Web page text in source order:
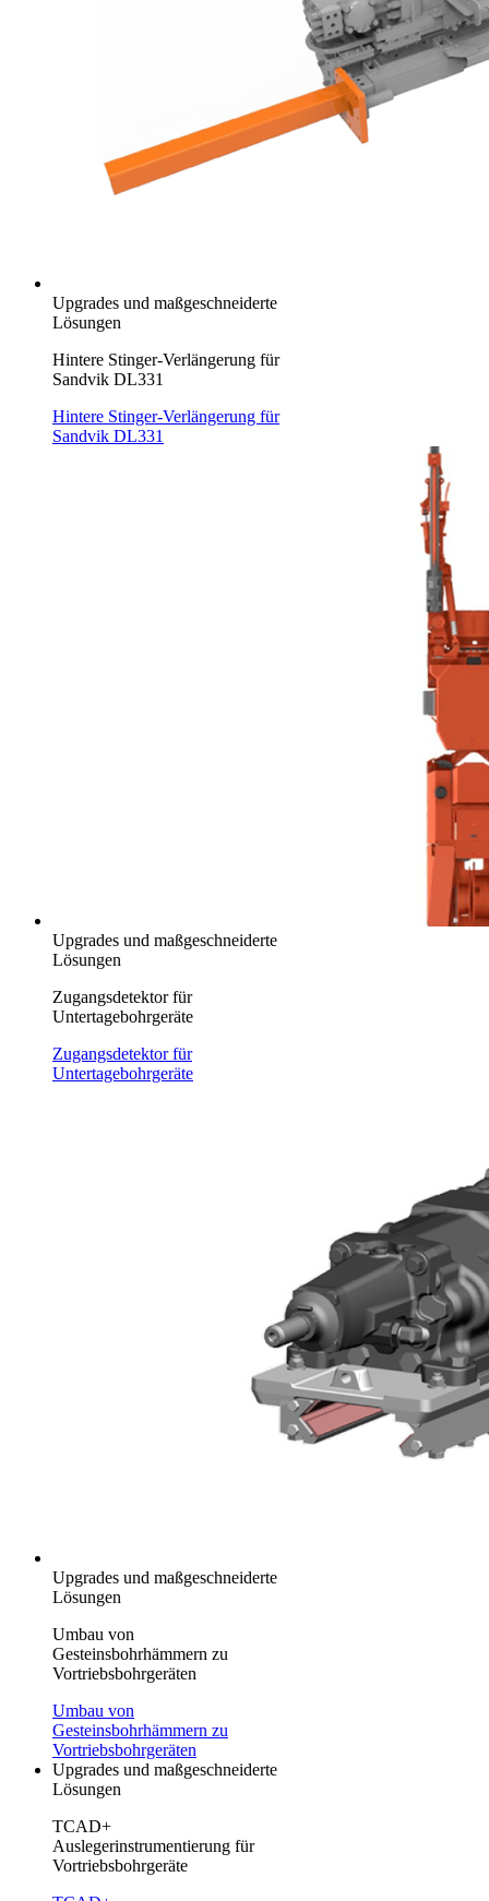
Upgrades und maßgeschneiderte
Lösungen
Hintere Stinger-Verlängerung für
Sandvik DL331
Hintere Stinger-Verlängerung für
Sandvik DL331
Upgrades und maßgeschneiderte
Lösungen
Zugangsdetektor für
Untertagebohrgeräte
Zugangsdetektor für
Untertagebohrgeräte
Upgrades und maßgeschneiderte
Lösungen
Umbau von
Gesteinsbohrhämmern zu
Vortriebsbohrgeräten
Umbau von
Gesteinsbohrhämmern zu
Vortriebsbohrgeräten
Upgrades und maßgeschneiderte
Lösungen
TCAD+
Auslegerinstrumentierung für
Vortriebsbohrgeräte